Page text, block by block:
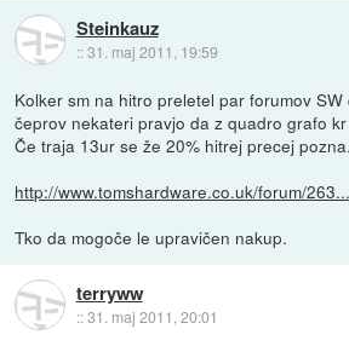
Steinkauz
::31. maj 2011, 19:59
Kolker sm na hitro preletel par forumov
čeprov nekateri pravjo da z quadro grafo
Če traja 13ur se že 20% hitrej precej pozna.
http://www.tomshardware.co.uk/forum/263...
Tko da mogoče le upravičen nakup.
terryww
::31. maj 2011, 20:01